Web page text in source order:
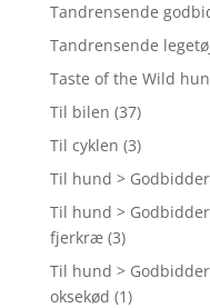
Tandrensende
Tandrensende
Taste of the Wild
Til bilen (37)
Til cyklen (3)
Til hund >
Til hund >
fjerkræ (3)
Til hund >
oksekød (1)